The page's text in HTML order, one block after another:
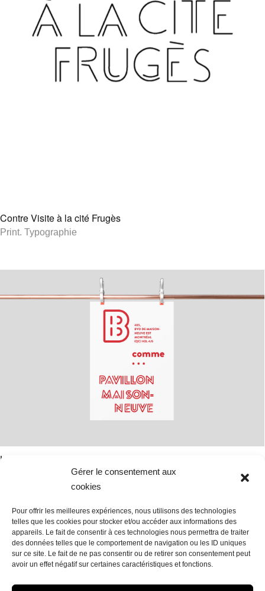
Gérer le consentement aux
cookies
Pour offrir les meilleures expériences, nous utilisons des technologies
telles que les cookies pour stocker et/ou accéder aux informations des
appareils. Le fait de consentir à ces technologies nous permettra de traiter
des données telles que le comportement de navigation ou les ID uniques
sur ce site. Le fait de ne pas consentir ou de retirer son consentement peut
avoir un effet négatif sur certaines caractéristiques et fonctions.
Contre Visite à la cité Frugès
Print. Typographie
L’UQAM & ses paradoxes
Typographie